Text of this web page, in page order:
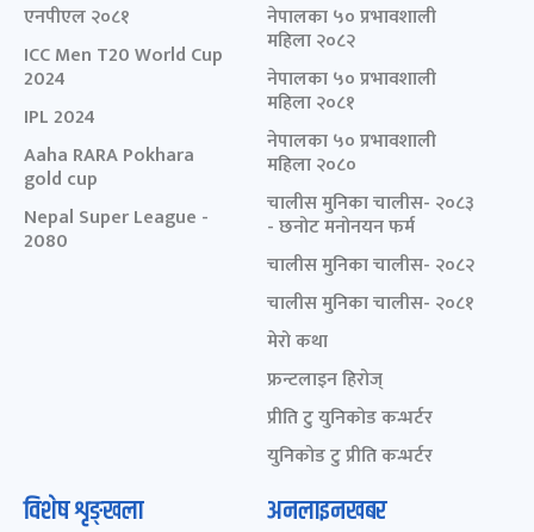
एनपीएल २०८१
ICC Men T20 World Cup
2024
IPL 2024
Aaha RARA Pokhara
gold cup
Nepal Super League -
2080
नेपालका ५० प्रभावशाली
महिला २०८२
नेपालका ५० प्रभावशाली
महिला २०८१
नेपालका ५० प्रभावशाली
महिला २०८०
चालीस मुनिका चालीस- २०८३
- छनोट मनोनयन फर्म
चालीस मुनिका चालीस- २०८२
चालीस मुनिका चालीस- २०८१
मेरो कथा
फ्रन्टलाइन हिरोज्
प्रीति टु युनिकोड कन्भर्टर
युनिकोड टु प्रीति कन्भर्टर
विशेष शृङ्खला अनलाइनखबर